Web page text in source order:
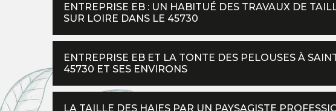
ENTREPRISE EB : UN HABITUÉ DES TRAVAUX DE
SUR LOIRE DANS LE 45730
ENTREPRISE EB ET LA TONTE DES PELOUSES À
45730 ET SES ENVIRONS
LA TAILLE DES HAIES PAR UN PAYSAGISTE